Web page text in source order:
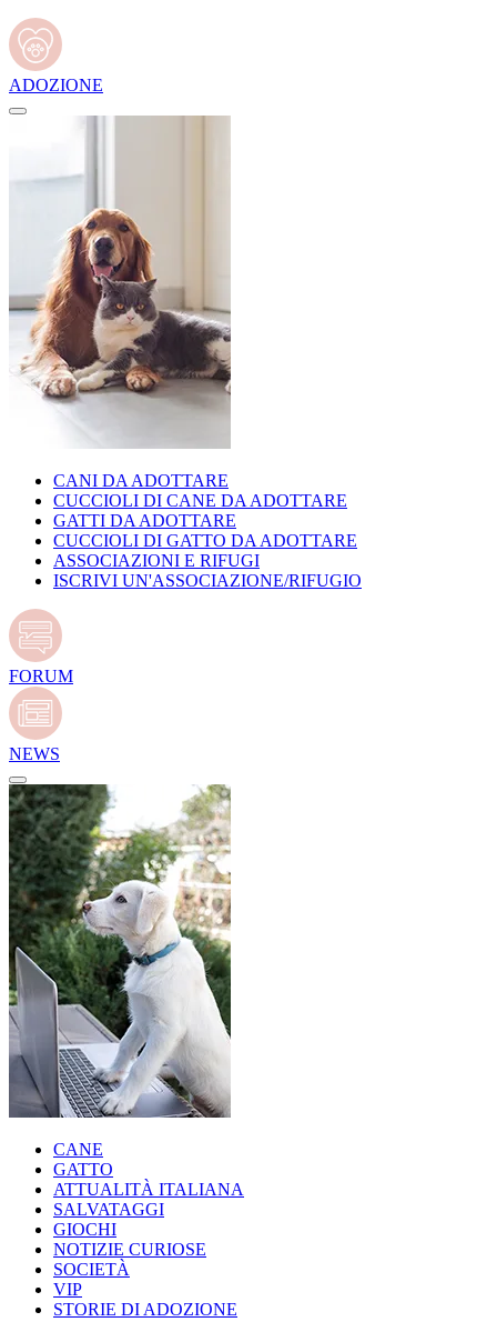
ADOZIONE
CANI DA ADOTTARE
CUCCIOLI DI CANE DA ADOTTARE
GATTI DA ADOTTARE
CUCCIOLI DI GATTO DA ADOTTARE
ASSOCIAZIONI E RIFUGI
ISCRIVI UN'ASSOCIAZIONE/RIFUGIO
FORUM
NEWS
CANE
GATTO
ATTUALITÀ ITALIANA
SALVATAGGI
GIOCHI
NOTIZIE CURIOSE
SOCIETÀ
VIP
STORIE DI ADOZIONE